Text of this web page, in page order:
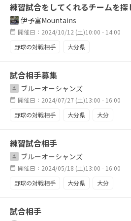
練習試合をしてくれるチームを
伊予富Mountains
開催日：2024/10/12 (土)10:00 - 14:00
野球の対戦相手 大分県
試合相手募集
ブルーオーシャンズ
開催日：2024/07/27 (土)13:00 - 16:00
野球の対戦相手 大分県 大分
練習試合相手
ブルーオーシャンズ
開催日：2024/05/18 (土)13:00 - 16:00
野球の対戦相手 大分県 大分
試合相手